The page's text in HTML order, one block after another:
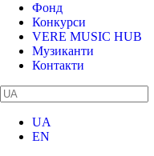
Фонд
Конкурси
VERE MUSIC HUB
Музиканти
Контакти
UA
EN